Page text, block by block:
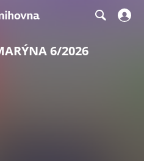
6/2026